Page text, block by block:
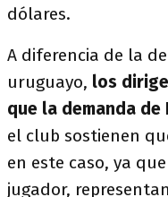
dólares.
A diferencia de la
uruguayo, los
que la demanda
el club sostienen
en este caso, ya
jugador,